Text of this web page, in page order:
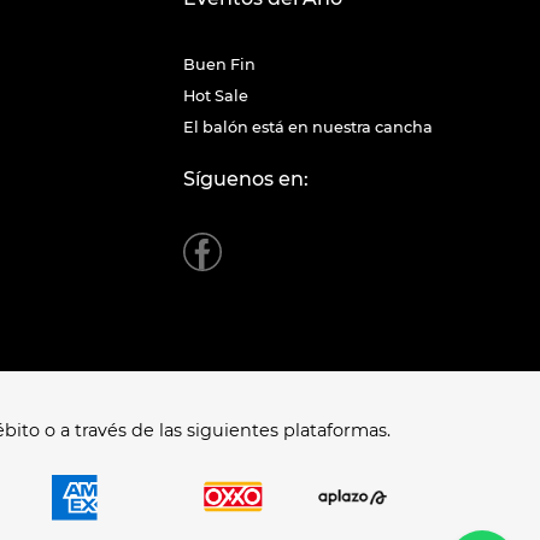
Buen Fin
Hot Sale
El balón está en nuestra cancha
Síguenos en:
o a través de las siguientes plataformas.